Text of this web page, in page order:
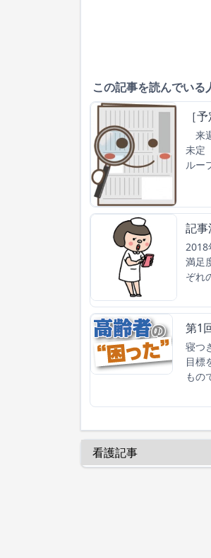
この記事を読んでいる
［
来
未定
ルー
記
2018
満足
ぞれ
第1
寝つ
目標
もの